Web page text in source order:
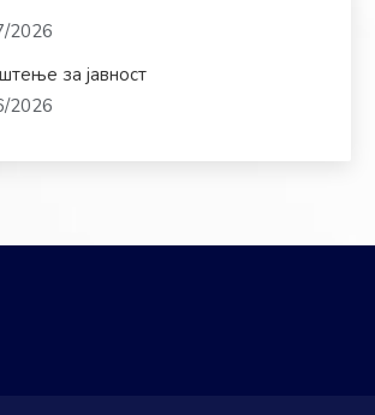
2026
за јавност
2026